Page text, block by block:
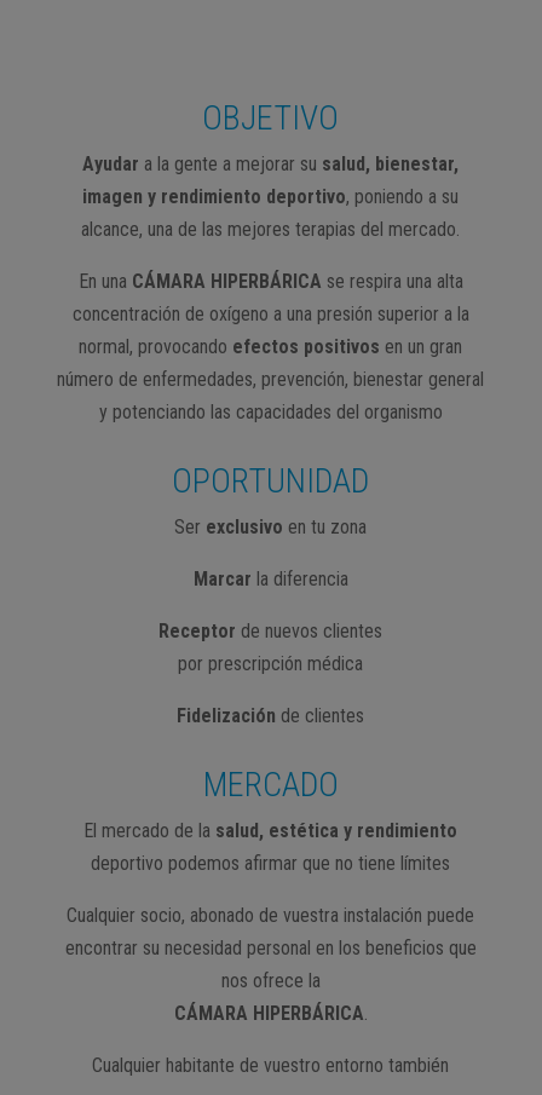
OBJETIVO
Ayudar a la gente a mejorar su salud, bienestar,
imagen y rendimiento deportivo, poniendo a su
alcance, una de las mejores terapias del mercado.
En una CÁMARA HIPERBÁRICA se respira una alta
concentración de oxígeno a una presión superior a la
normal, provocando efectos positivos en un gran
número de enfermedades, prevención, bienestar general
y potenciando las capacidades del organismo
OPORTUNIDAD
Ser exclusivo en tu zona
Marcar la diferencia
Receptor de nuevos clientes
por prescripción médica
Fidelización de clientes
MERCADO
El mercado de la salud, estética y rendimiento
deportivo podemos afirmar que no tiene límites
Cualquier socio, abonado de vuestra instalación puede
encontrar su necesidad personal en los beneficios que
nos ofrece la
CÁMARA HIPERBÁRICA.
Cualquier habitante de vuestro entorno también